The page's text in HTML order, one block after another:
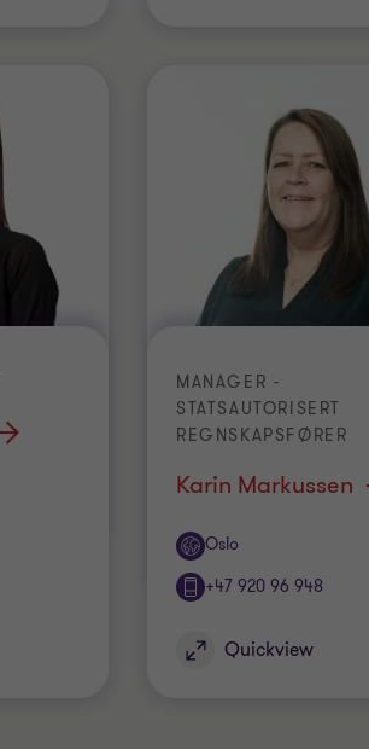
Karin Markussen
MANAGER -
STATSAUTORISERT
REGNSKAPSFØRER
Oslo
Office
+47 920 96 948
Quickview